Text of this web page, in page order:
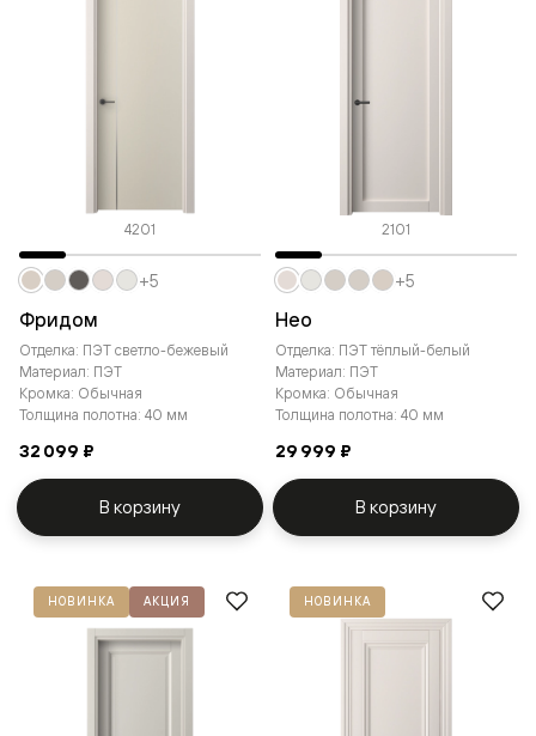
4201
Фридом
Отделка: ПЭТ светло-бежевый
Материал: ПЭТ
Кромка: Обычная
Толщина полотна: 40 мм
32 099 ₽
+5
В корзину
2101
Нео
Отделка: ПЭТ тёплый-белый
Материал: ПЭТ
Кромка: Обычная
Толщина полотна: 40 мм
29 999 ₽
+5
В корзину
НОВИНКА АКЦИЯ НОВИНКА